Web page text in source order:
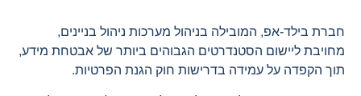
חברת בילד-אפ, המובילה בניהול מערכות ניהול בניינים,
מחויבת ליישום הסטנדרטים הגבוהים ביותר של אבטחת מידע,
תוך הקפדה על עמידה בדרישות חוק הגנת הפרטיות.